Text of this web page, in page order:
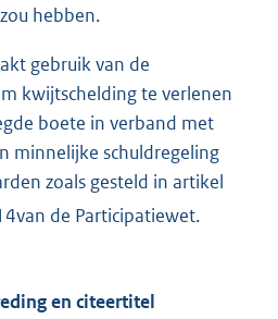
hebben.
gebruik van de
kwijtschelding te verlenen
boete in verband met
minnelijke schuldregeling
zoals gesteld in artikel
van de Participatiewet.
en citeertitel